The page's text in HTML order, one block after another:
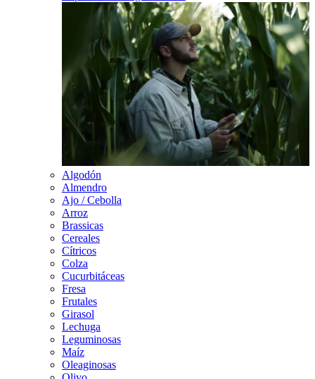
Algodón
Almendro
Ajo / Cebolla
Arroz
Brassicas
Cereales
Cítricos
Colza
Cucurbitáceas
Fresa
Frutales
Girasol
Lechuga
Leguminosas
Maíz
Oleaginosas